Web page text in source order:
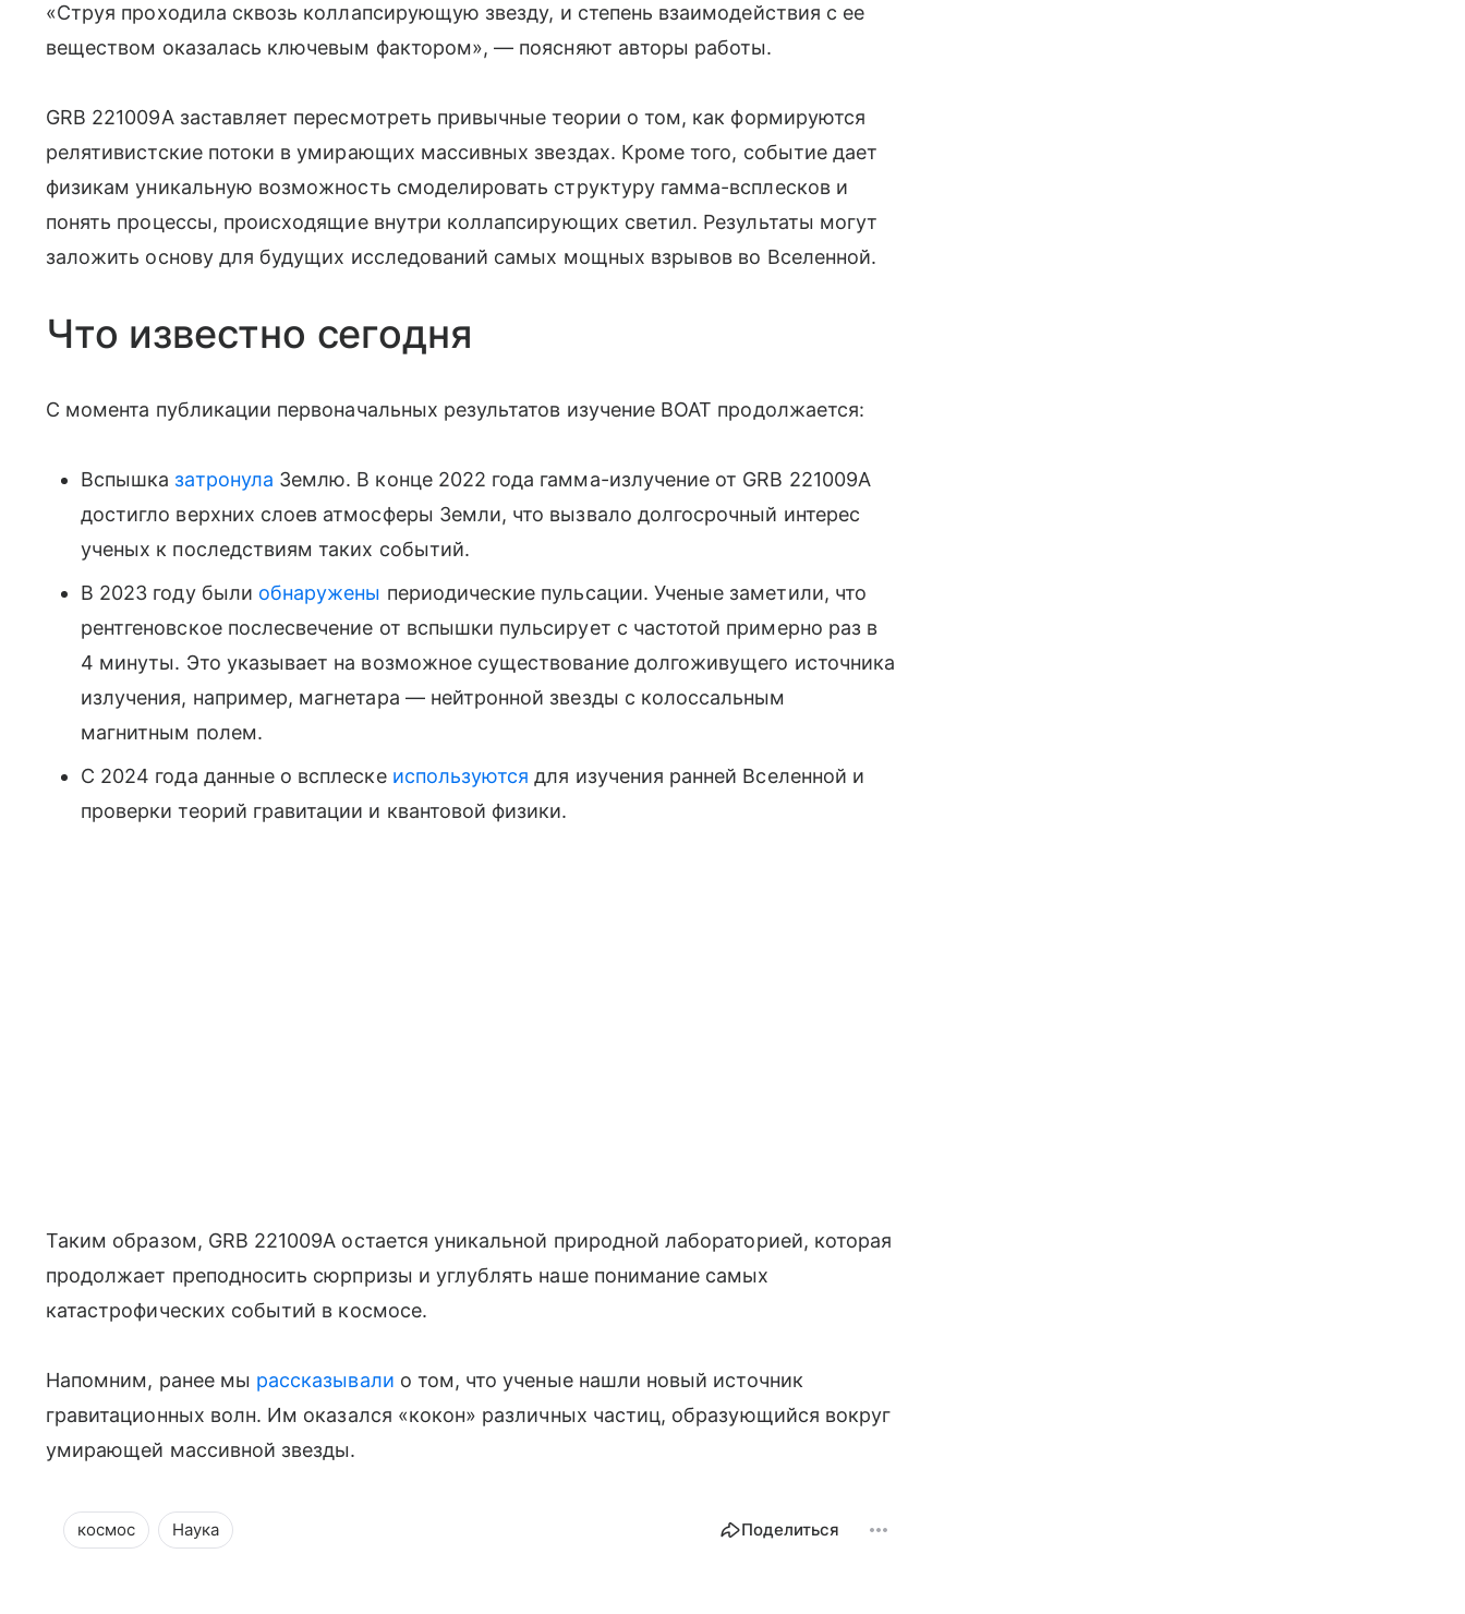
«Струя проходила сквозь коллапсирующую звезду, и степень взаимодействия с ее
веществом оказалась ключевым фактором», — поясняют авторы работы.
GRB 221009A заставляет пересмотреть привычные теории о том, как формируются
релятивистские потоки в умирающих массивных звездах. Кроме того, событие дает
физикам уникальную возможность смоделировать структуру гамма-всплесков и
понять процессы, происходящие внутри коллапсирующих светил. Результаты могут
заложить основу для будущих исследований самых мощных взрывов во Вселенной.
Что известно сегодня
С момента публикации первоначальных результатов изучение BOAT продолжается:
Вспышка затронула Землю. В конце 2022 года гамма-излучение от GRB 221009A
достигло верхних слоев атмосферы Земли, что вызвало долгосрочный интерес
ученых к последствиям таких событий.
В 2023 году были обнаружены периодические пульсации. Ученые заметили, что
рентгеновское послесвечение от вспышки пульсирует с частотой примерно раз в
4 минуты. Это указывает на возможное существование долгоживущего источника
излучения, например, магнетара — нейтронной звезды с колоссальным
магнитным полем.
С 2024 года данные о всплеске используютсядля изучения ранней Вселенной и
проверки теорий гравитации и квантовой физики.
Таким образом, GRB 221009A остается уникальной природной лабораторией, которая
продолжает преподносить сюрпризы и углублять наше понимание самых
катастрофических событий в космосе.
Напомним, ранее мы рассказывали о том, что ученые нашли новый источник
гравитационных волн. Им оказался «кокон» различных частиц, образующийся вокруг
умирающей массивной звезды.
космос Наука Поделиться